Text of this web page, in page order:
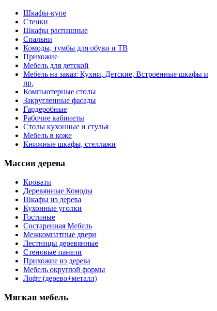
Шкафы-купе
Стенки
Шкафы распашные
Спальни
Комоды, тумбы для обуви и ТВ
Прихожие
Мебель для детской
Мебель на заказ: Кухни, Детские, Встроенные шкафы и
пр.
Компьютерные столы
Закругленные фасады
Гардеробные
Рабочие кабинеты
Столы кухонные и стулья
Мебель в коже
Книжные шкафы, стеллажи
Массив дерева
Кровати
Деревянные Комоды
Шкафы из дерева
Кухонные уголки
Гостиные
Состаренная Мебель
Межкомнатные двери
Лестницы деревянные
Стеновые панели
Прихожие из дерева
Мебель округлой формы
Лофт (дерево+металл)
Мягкая мебель